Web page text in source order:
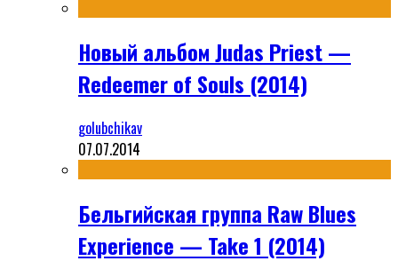
Новый альбом Judas Priest —
Redeemer of Souls (2014)
golubchikav
07.07.2014
Бельгийская группа Raw Blues
Experience — Take 1 (2014)